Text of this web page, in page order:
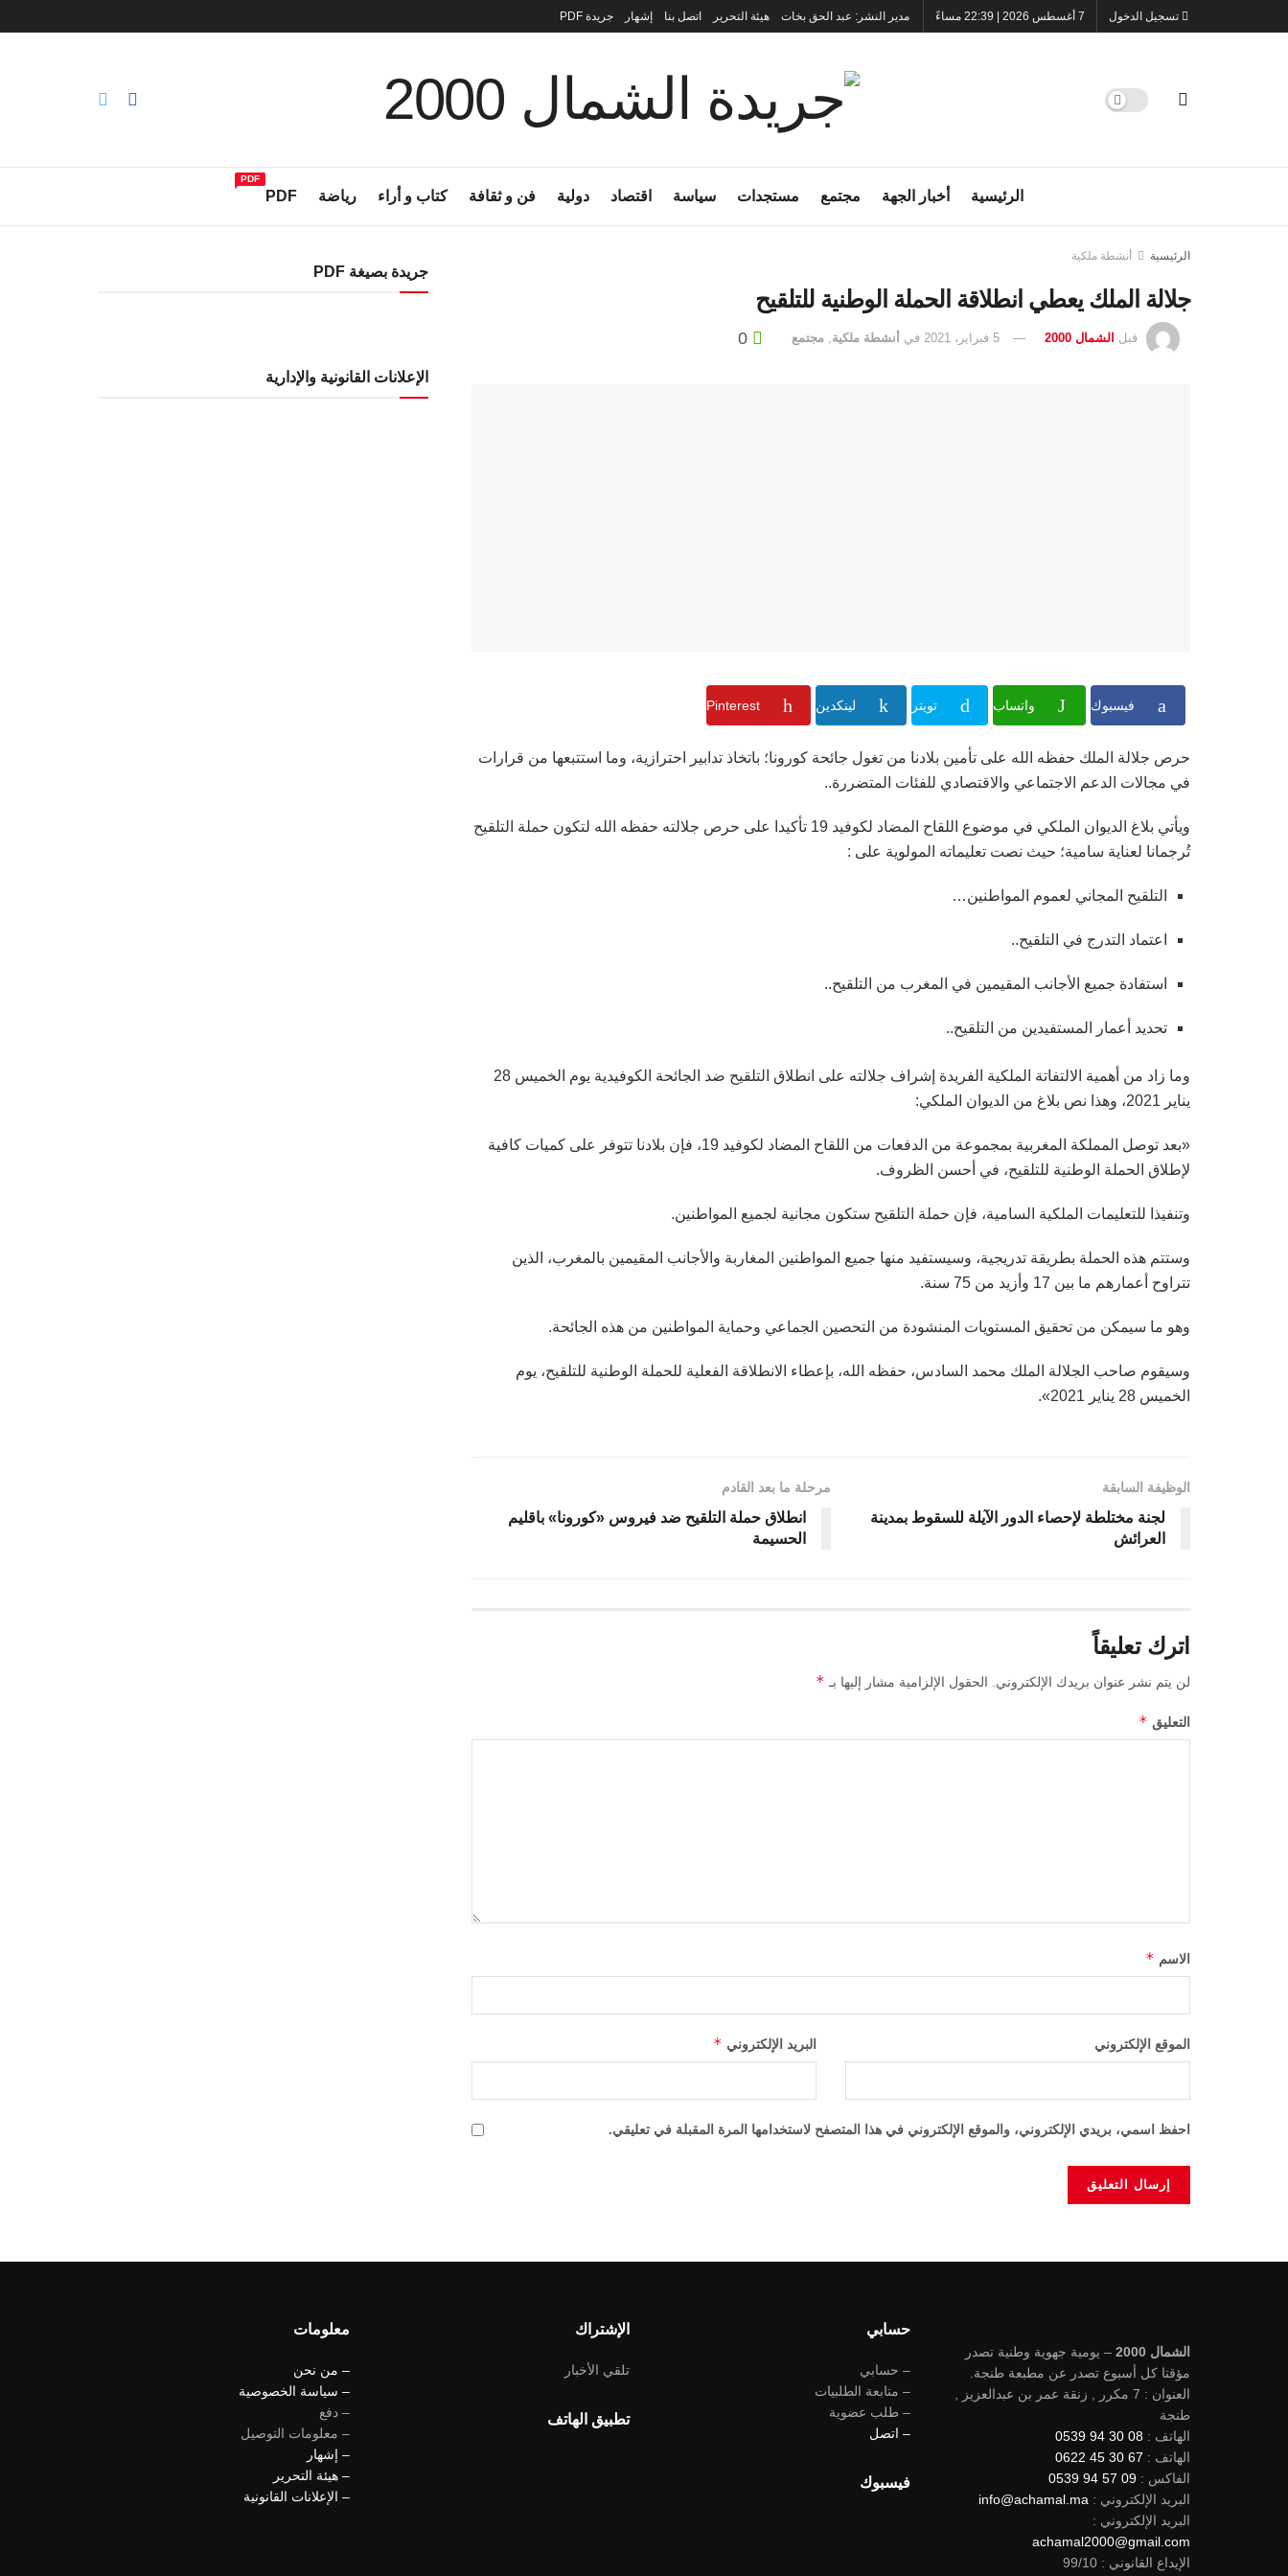
تسجيل الدخول 7 أغسطس 2026 | 22:39 مساءً مدير النشر: عبد الحق بخات هيئة التحرير اتصل بنا إشهار جريدة PDF
الرئيسية أخبار الجهة مجتمع مستجدات سياسة اقتصاد دولية فن و ثقافة كتاب و أراء رياضة PDF
PDF
الرئيسية أنشطة ملكية
جلالة الملك يعطي انطلاقة الحملة الوطنية للتلقيح
قبل الشمال 2000 5 فبراير، 2021 في أنشطة ملكية مجتمع
فيسبوك واتساب تويتر لينكدين Pinterest
حرص جلالة الملك حفظه الله على تأمين بلادنا من تغول جائحة كورونا؛ باتخاذ تدابير احترازية، وما استتبعها من قرارات
في مجالات الدعم الاجتماعي والاقتصادي للفئات المتضررة..
ويأتي بلاغ الديوان الملكي في موضوع اللقاح المضاد لكوفيد 19 تأكيدا على حرص جلالته حفظه الله لتكون حملة التلقيح
تُرجمانا لعناية سامية؛ حيث نصت تعليماته المولوية على :
التلقيح المجاني لعموم المواطنين…
اعتماد التدرج في التلقيح..
استفادة جميع الأجانب المقيمين في المغرب من التلقيح..
تحديد أعمار المستفيدين من التلقيح..
وما زاد من أهمية الالتفاتة الملكية الفريدة إشراف جلالته على انطلاق التلقيح ضد الجائحة الكوفيدية يوم الخميس 28
يناير 2021، وهذا نص بلاغ من الديوان الملكي:
«بعد توصل المملكة المغربية بمجموعة من الدفعات من اللقاح المضاد لكوفيد 19، فإن بلادنا تتوفر على كميات كافية
لإطلاق الحملة الوطنية للتلقيح، في أحسن الظروف.
وتنفيذا للتعليمات الملكية السامية، فإن حملة التلقيح ستكون مجانية لجميع المواطنين.
وستتم هذه الحملة بطريقة تدريجية، وسيستفيد منها جميع المواطنين المغاربة والأجانب المقيمين بالمغرب، الذين
تتراوح أعمارهم ما بين 17 وأزيد من 75 سنة.
وهو ما سيمكن من تحقيق المستويات المنشودة من التحصين الجماعي وحماية المواطنين من هذه الجائحة.
وسيقوم صاحب الجلالة الملك محمد السادس، حفظه الله، بإعطاء الانطلاقة الفعلية للحملة الوطنية للتلقيح، يوم
الخميس 28 يناير 2021».
الوظيفة السابقة
لجنة مختلطة لإحصاء الدور الآيلة للسقوط بمدينة
العرائش
مرحلة ما بعد القادم
انطلاق حملة التلقيح ضد فيروس «كورونا» باقليم
الحسيمة
اترك تعليقاً
لن يتم نشر عنوان بريدك الإلكتروني. الحقول الإلزامية مشار إليها بـ *
التعليق *
الاسم *
البريد الإلكتروني * الموقع الإلكتروني
احفظ اسمي، بريدي الإلكتروني، والموقع الإلكتروني في هذا المتصفح لاستخدامها المرة المقبلة في تعليقي.
جريدة بصيغة PDF
الإعلانات القانونية والإدارية
الشمال 2000
– يومية جهوية وطنية تصدر
مؤقتا كل أسبوع تصدر عن مطبعة طنجة.
العنوان : 7 مكرر , زنقة عمر بن عبدالعزيز ,
طنجة
الهاتف : 08 30 94 0539
الهاتف : 67 30 45 0622
الفاكس : 09 57 94 0539
البريد الإلكتروني : info@achamal.ma
البريد الإلكتروني :
achamal2000@gmail.com
الإيداع القانوني : 99/10
حسابي
– حسابي
– متابعة الطلبيات
– طلب عضوية
– اتصل
فيسبوك
الإشتراك
تلقي الأخبار
تطبيق الهاتف
معلومات
– من نحن
– سياسة الخصوصية
– دفع
– معلومات التوصيل
– إشهار
– هيئة التحرير
– الإعلانات القانونية